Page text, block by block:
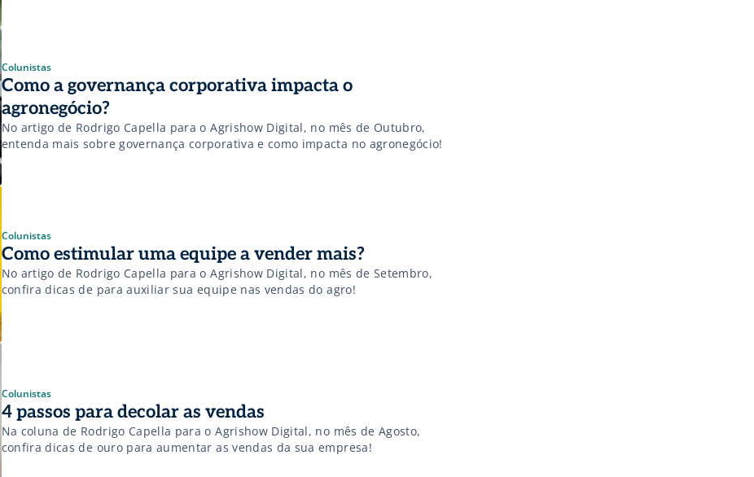
Colunistas
Como a governança corporativa impacta o
agronegócio?
No artigo de Rodrigo Capella para o Agrishow Digital, no mês de Outubro,
entenda mais sobre governança corporativa e como impacta no agronegócio!
Colunistas
Como estimular uma equipe a vender mais?
No artigo de Rodrigo Capella para o Agrishow Digital, no mês de Setembro,
confira dicas de para auxiliar sua equipe nas vendas do agro!
Colunistas
4 passos para decolar as vendas
Na coluna de Rodrigo Capella para o Agrishow Digital, no mês de Agosto,
confira dicas de ouro para aumentar as vendas da sua empresa!